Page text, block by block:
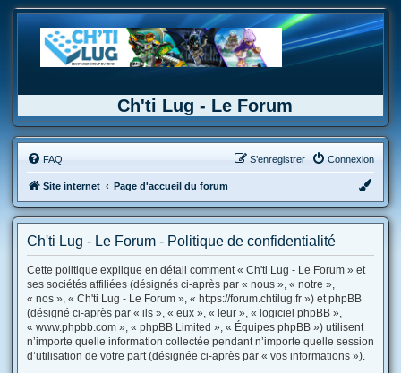
Ch'ti Lug - Le Forum
FAQ Connexion
S’enregistrer
Site internet Page d'accueil du forum
Ch'ti Lug - Le Forum - Politique de confidentialité
Cette politique explique en détail comment « Ch'ti Lug - Le Forum » et
ses sociétés affiliées (désignés ci-après par « nous », « notre »,
« nos », « Ch'ti Lug - Le Forum », « https://forum.chtilug.fr ») et phpBB
(désigné ci-après par « ils », « eux », « leur », « logiciel phpBB »,
« www.phpbb.com », « phpBB Limited », « Équipes phpBB ») utilisent
n’importe quelle information collectée pendant n’importe quelle session
d’utilisation de votre part (désignée ci-après par « vos informations »).